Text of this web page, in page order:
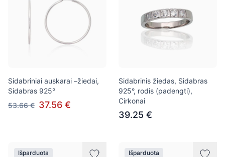
Sidabriniai auskarai –žiedai,
Sidabras 925°
53.66 € 37.56 €
Sidabrinis žiedas, Sidabras
925°, rodis (padengti),
Cirkonai
39.25 €
Išparduota Išparduota